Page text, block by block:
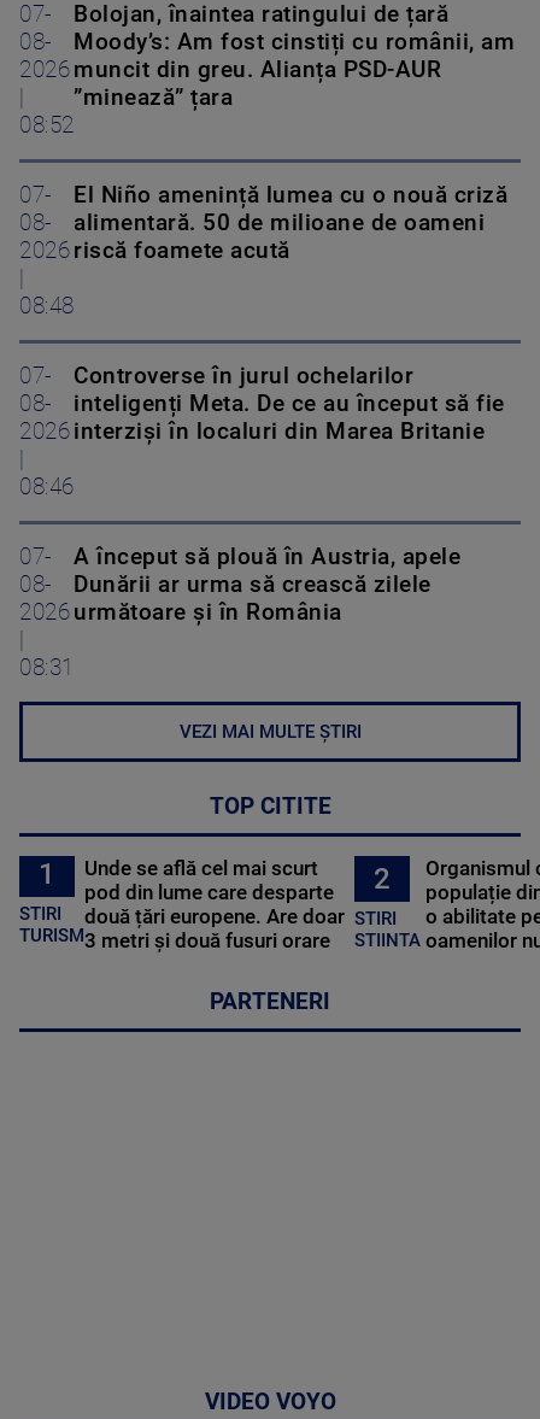
07-
08-
2026
08:52
Bolojan, înaintea ratingului de țară
Moody’s: Am fost cinstiți cu românii, am
muncit din greu. Alianța PSD-AUR
”minează” țara
07-
08-
2026
08:48
El Niño amenință lumea cu o nouă criză
alimentară. 50 de milioane de oameni
riscă foamete acută
07-
08-
2026
08:46
Controverse în jurul ochelarilor
inteligenți Meta. De ce au început să fie
interziși în localuri din Marea Britanie
07-
08-
2026
08:31
A început să plouă în Austria, apele
Dunării ar urma să crească zilele
următoare și în România
VEZI MAI MULTE ȘTIRI
TOP CITITE
1
STIRI
TURISM
Unde se află cel mai scurt
pod din lume care desparte
două țări europene. Are doar
3 metri și două fusuri orare
2
STIRI
STIINTA
Organismul
populație
o abilitate
oamenilor
PARTENERI
VIDEO VOYO